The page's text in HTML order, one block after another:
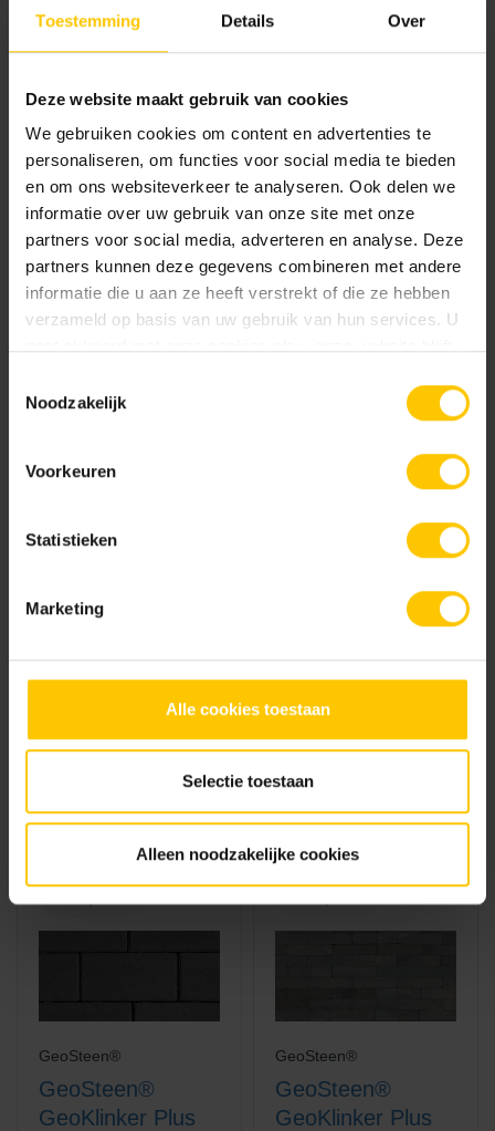
Toestemming Details Over
Deze website maakt gebruik van cookies
We gebruiken cookies om content en advertenties te
personaliseren, om functies voor social media te bieden
en om ons websiteverkeer te analyseren. Ook delen we
informatie over uw gebruik van onze site met onze
partners voor social media, adverteren en analyse. Deze
partners kunnen deze gegevens combineren met andere
informatie die u aan ze heeft verstrekt of die ze hebben
verzameld op basis van uw gebruik van hun services. U
Noodzakelijk
Voorkeuren
Statistieken
Marketing
Alle cookies toestaan
Selectie toestaan
Alleen noodzakelijke cookies
Infra,
Klimaatadaptief,
Tuin
Infra,
Klimaatadaptief
Infra,
Tuin
GeoSteen®
GeoSteen®
GeoRetron
GeoSteen®
GeoSteen®
GeoKlinker Plus
GeoSteen®
GeoSteen®
GeoKlinker Plus